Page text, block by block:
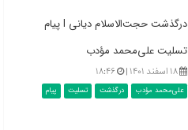
درگذشت حجت‌الاسلام دیانی l پیام
تسلیت علی‌محمد مؤدب
۱۸ اسفند ۱۴۰۱ | ۱۸:۴۶
علی‌محمد مؤدب درگذشت تسلیت
پیام